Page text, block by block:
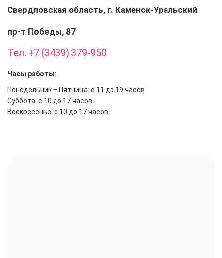
Свердловская область, г. Каменск-Уральский
пр-т Победы, 87
Тел. +7 (3439) 379-950
Часы работы:
Понедельник – Пятница: с 11 до 19 часов
Суббота: с 10 до 17 часов
Воскресенье: с 10 до 17 часов